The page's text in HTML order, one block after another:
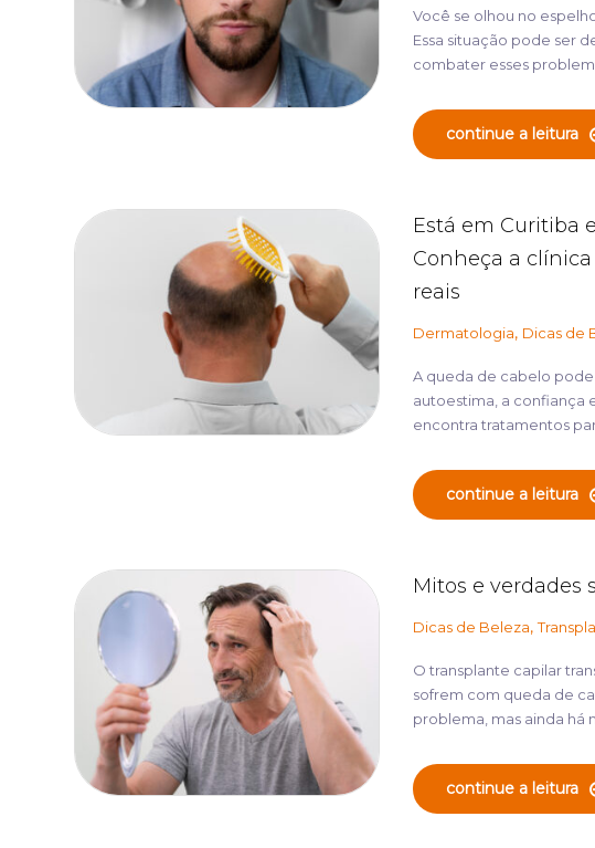
Você se olhou no
Essa situação pode ser
combater esses
continue a leitura
Está em Curitiba
Conheça a
reais
Dermatologia, Dicas de
A queda de cabelo
autoestima, a confiança
encontra tratamentos
continue a leitura
Mitos e verdades
Dicas de Beleza,
O transplante capilar
sofrem com queda de
problema, mas ainda há
continue a leitura